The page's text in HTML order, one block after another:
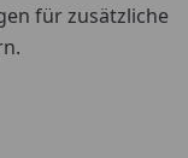
für zusätzliche